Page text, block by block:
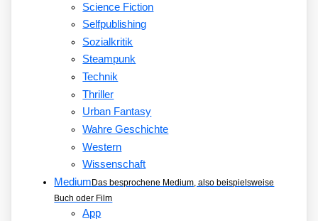
Science Fiction
Selfpublishing
Sozialkritik
Steampunk
Technik
Thriller
Urban Fantasy
Wahre Geschichte
Western
Wissenschaft
Medium Das besprochene Medium, also beispielsweise
Buch oder Film
App